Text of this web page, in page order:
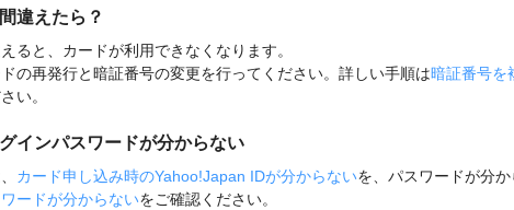
違えたら？
ると、カードが利用できなくなります。
の再発行と暗証番号の変更を行ってください。詳しい手順は暗証番号を
い。
インパスワードが分からない
カード申し込み時のYahoo!Japan IDが分からないを、パスワードが分か
ードが分からないをご確認ください。